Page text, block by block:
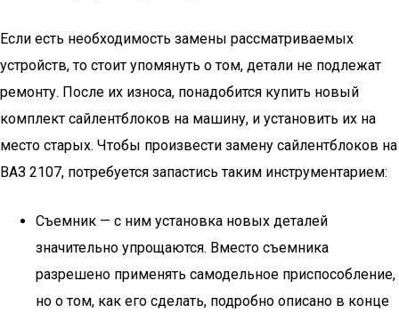
Если есть необходимость замены рассматриваемых
устройств, то стоит упомянуть о том, детали не подлежат
ремонту. После их износа, понадобится купить новый
комплект сайлентблоков на машину, и установить их на
место старых. Чтобы произвести замену сайлентблоков на
ВАЗ 2107, потребуется запастись таким инструментарием:
Съемник — с ним установка новых деталей
значительно упрощаются. Вместо съемника
разрешено применять самодельное приспособление,
но о том, как его сделать, подробно описано в конце